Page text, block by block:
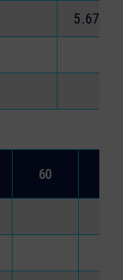
5.67
60